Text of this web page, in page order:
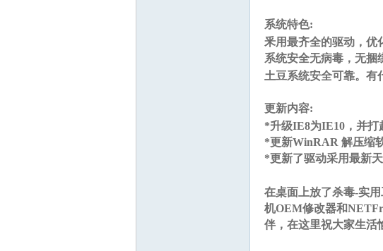
系统特色:
釆用最齐全的驱动，优
系统安全无病毒，无捆
土豆系统安全可靠。有
更新内容:
*升级IE8为IE10，并打
*更新WinRAR 解压缩
*更新了驱动采用最新
在桌面上放了杀毒-实
机OEM修改器和
伴，在这里祝大家生活